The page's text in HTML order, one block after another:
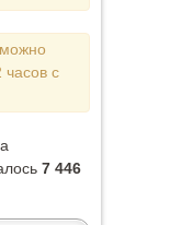
можно
часов с
7 446